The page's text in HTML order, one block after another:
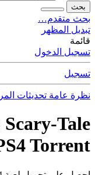
بحث
بحث متقدم…
تبديل المظهر
قائمة
تسجيل الدخول
تسجيل
نظرة عامة تحديثات
Tale
Torrent